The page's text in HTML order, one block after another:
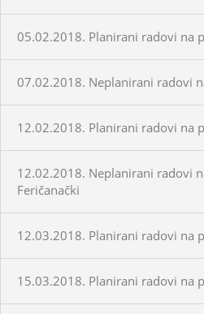
05.02.2018. Planirani radovi na
07.02.2018. Neplanirani radovi
12.02.2018. Planirani radovi na
12.02.2018. Neplanirani radovi
Feričanački
12.03.2018. Planirani radovi na
15.03.2018. Planirani radovi na